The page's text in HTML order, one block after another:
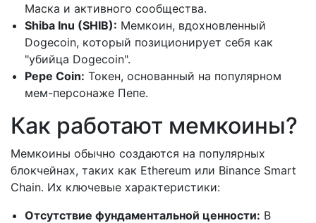
Маска и активного сообщества.
Shiba Inu (SHIB): Мемкоин, вдохновленный
Dogecoin, который позиционирует себя как
"убийца Dogecoin".
Pepe Coin: Токен, основанный на популярном
мем-персонаже Пепе.
Как работают мемкоины?
Мемкоины обычно создаются на популярных
блокчейнах, таких как Ethereum или Binance Smart
Chain. Их ключевые характеристики:
Отсутствие фундаментальной ценности: В